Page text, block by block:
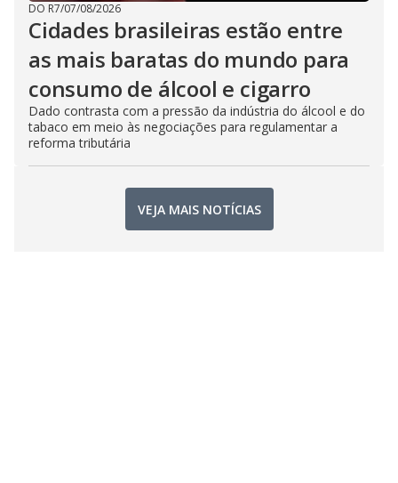
DO R7/07/08/2026
Cidades brasileiras estão entre
as mais baratas do mundo para
consumo de álcool e cigarro
Dado contrasta com a pressão da indústria do álcool e do
tabaco em meio às negociações para regulamentar a
reforma tributária
VEJA MAIS NOTÍCIAS